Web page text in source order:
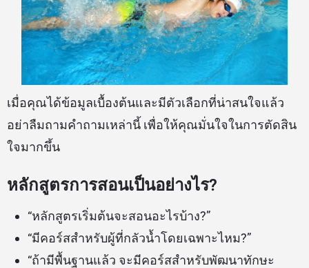
เมื่อคุณได้ข้อมูลเบื้องต้นและมีตัวเลือกที่น่าสนใจแล้ว
อย่าลืมถามคำถามเหล่านี้ เพื่อให้คุณมั่นใจในการตัดสิน
ใจมากขึ้น
หลักสูตรการสอนเป็นอย่างไร?
“หลักสูตรเริ่มต้นจะสอนอะไรบ้าง?”
“มีคอร์สสำหรับผู้ที่กลัวน้ำโดยเฉพาะไหม?”
“ถ้ามีพื้นฐานแล้ว จะมีคอร์สสำหรับพัฒนาทักษะ